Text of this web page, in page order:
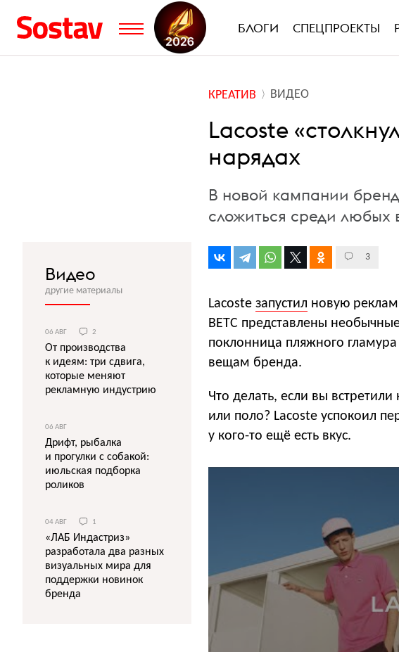
БЛОГИ СПЕЦПРОЕКТЫ
КРЕАТИВ ВИДЕО
Lacoste
нарядах
В новой кампании
сложиться среди любых
3
Lacoste запустил новую
BETC представлены
поклонница пляжного
вещам бренда.
Что делать, если вы
или поло? Lacoste успокоил
у кого-то ещё есть вкус.
Видео
другие материалы
06 АВГ 2
От производства
к идеям: три сдвига,
которые меняют
рекламную индустрию
06 АВГ
Дрифт, рыбалка
и прогулки с собакой:
июльская подборка
роликов
04 АВГ 1
«ЛАБ Индастриз»
разработала два разных
визуальных мира для
поддержки новинок
бренда